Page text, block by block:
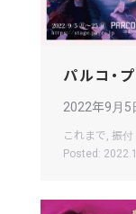
パルコ・
2022年9月5
これまで, 振付
Posted: